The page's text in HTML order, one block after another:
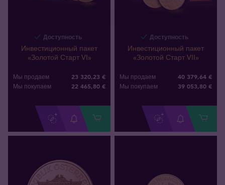
Доступность
Инвестиционный пакет
«Золотой Старт VI»
Мы продаем 23 320,23 €
Мы покупаем 22 465,80 €
Доступность
Инвестиционный пакет
«Золотой Старт VII»
Мы продаем 40 379,64 €
Мы покупаем 39 053,80 €